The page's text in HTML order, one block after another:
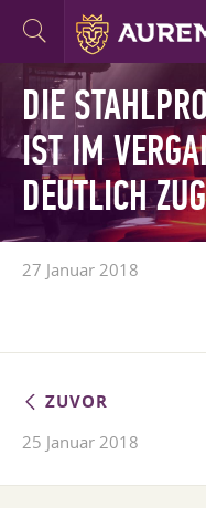
DIE
IST IM
DEUTLICH
27 Januar 2018
ZUVOR
25 Januar 2018